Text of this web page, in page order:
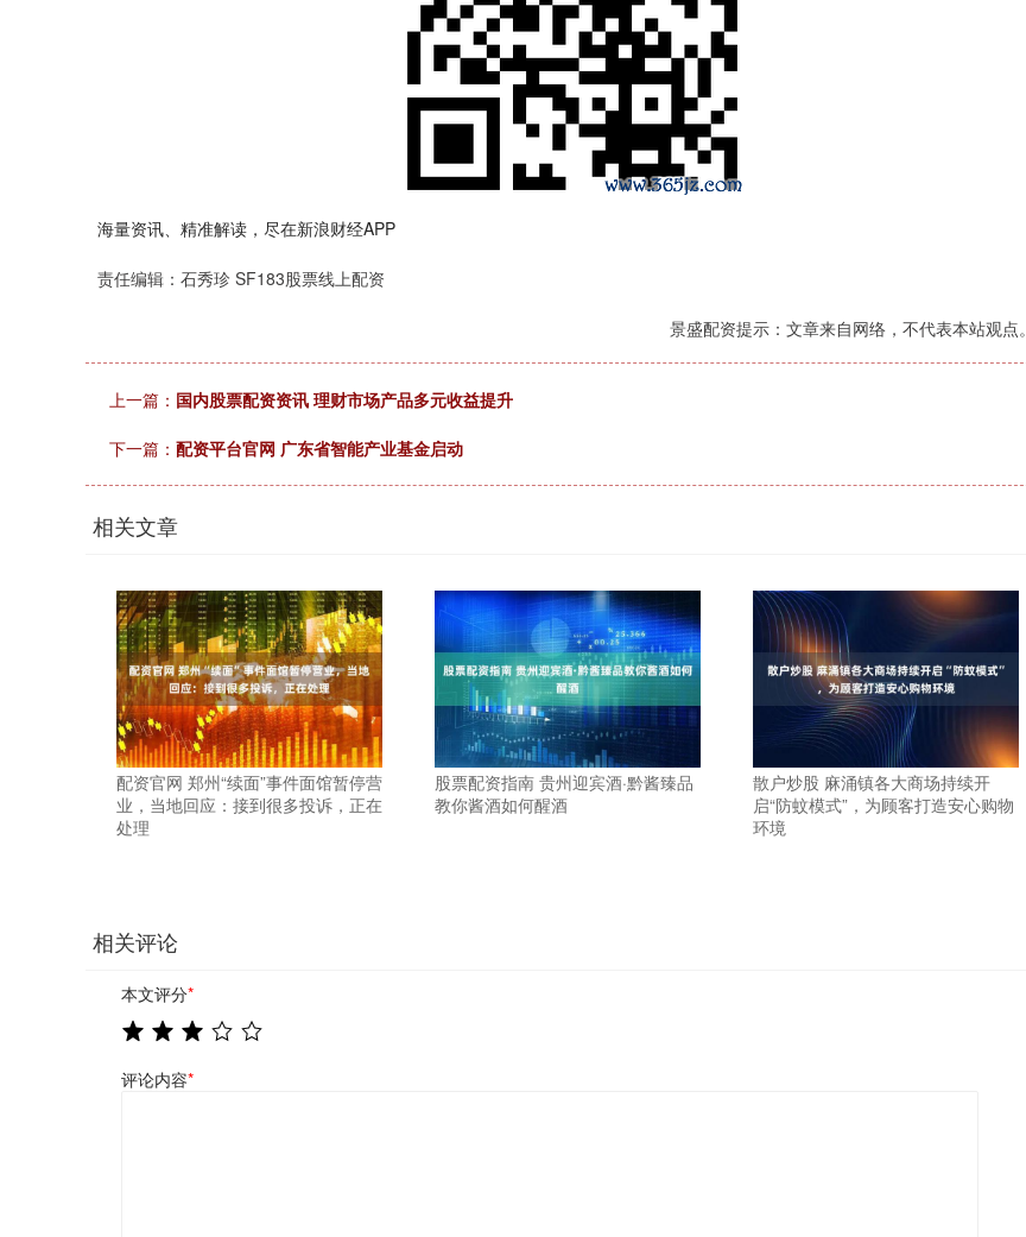
海量资讯、精准解读，尽在新浪财经APP
责任编辑：石秀珍 SF183股票线上配资
景盛配资提示：文章来自网络，不代表本站观点。
上一篇： 国内股票配资资讯 理财市场产品多元收益提升
下一篇： 配资平台官网 广东省智能产业基金启动
相关文章
配资官网 郑州“续面”事件面馆暂停营
业，当地回应：接到很多投诉，正在
处理
股票配资指南 贵州迎宾酒·黔酱臻品
教你酱酒如何醒酒
散户炒股 麻涌镇各大商场持续开
启“防蚊模式”，为顾客打造安心购物
环境
相关评论
本文评分*
评论内容*